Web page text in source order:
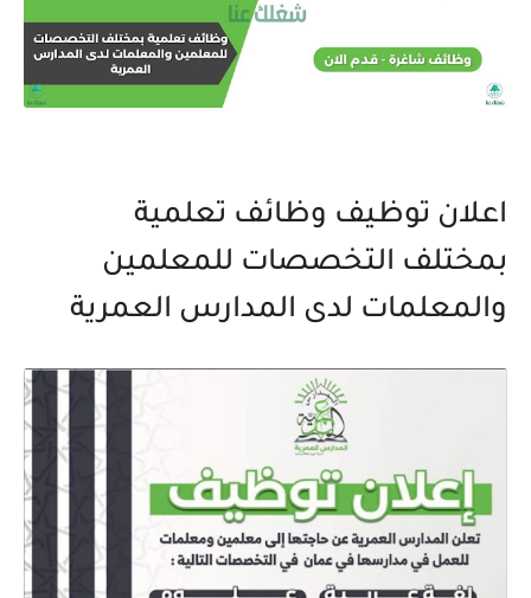
اعلان توظيف وظائف تعلمية
بمختلف التخصصات للمعلمين
والمعلمات لدى المدارس العمرية